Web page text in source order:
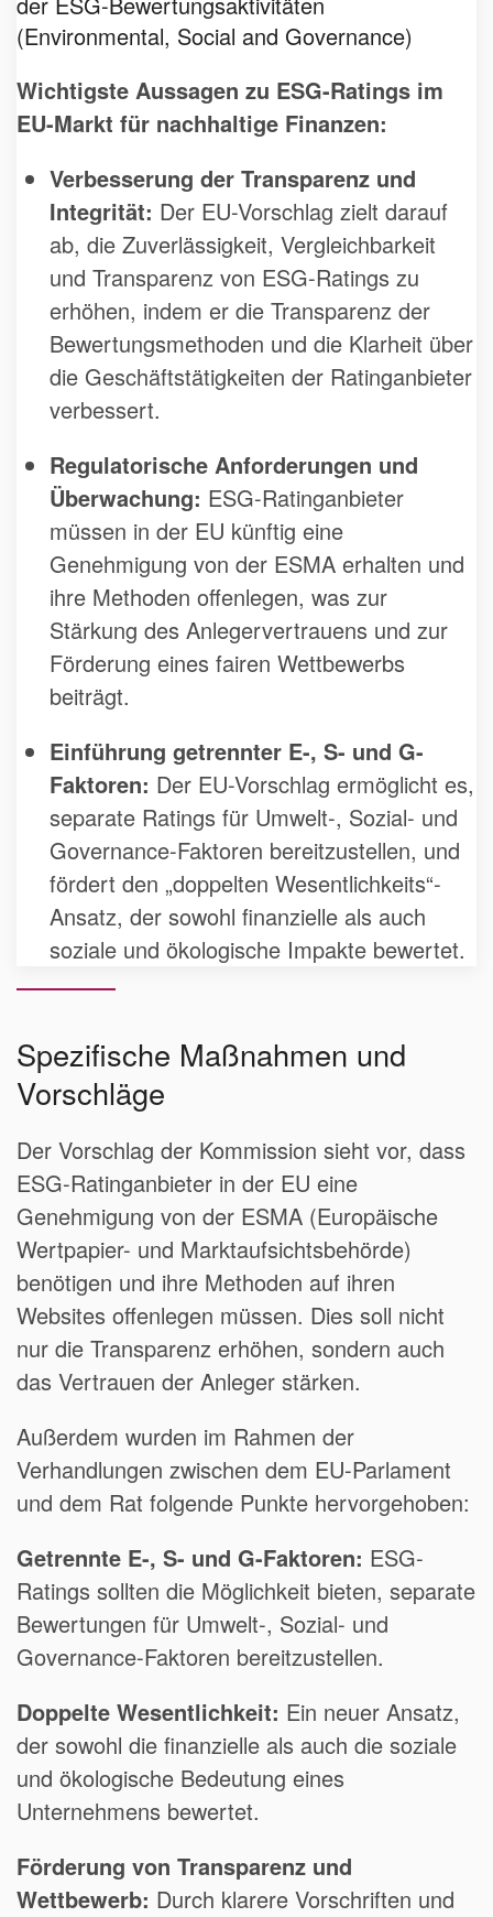
(Environmental, Social and Governance)
Wichtigste Aussagen zu ESG-Ratings im
EU-Markt für nachhaltige Finanzen:
Verbesserung der Transparenz und
Integrität: Der EU-Vorschlag zielt darauf
ab, die Zuverlässigkeit, Vergleichbarkeit
und Transparenz von ESG-Ratings zu
erhöhen, indem er die Transparenz der
Bewertungsmethoden und die Klarheit über
die Geschäftstätigkeiten der Ratinganbieter
verbessert.
Regulatorische Anforderungen und
Überwachung: ESG-Ratinganbieter
müssen in der EU künftig eine
Genehmigung von der ESMA erhalten und
ihre Methoden offenlegen, was zur
Stärkung des Anlegervertrauens und zur
Förderung eines fairen Wettbewerbs
beiträgt.
Einführung getrennter E-, S- und G-
Faktoren: Der EU-Vorschlag ermöglicht es,
separate Ratings für Umwelt-, Sozial- und
Governance-Faktoren bereitzustellen, und
fördert den „doppelten Wesentlichkeits“-
Ansatz, der sowohl finanzielle als auch
soziale und ökologische Impakte bewertet.
Spezifische Maßnahmen und
Vorschläge
Der Vorschlag der Kommission sieht vor, dass
ESG-Ratinganbieter in der EU eine
Genehmigung von der ESMA (Europäische
Wertpapier- und Marktaufsichtsbehörde)
benötigen und ihre Methoden auf ihren
Websites offenlegen müssen. Dies soll nicht
nur die Transparenz erhöhen, sondern auch
das Vertrauen der Anleger stärken.
Außerdem wurden im Rahmen der
Verhandlungen zwischen dem EU-Parlament
und dem Rat folgende Punkte hervorgehoben:
Getrennte E-, S- und G-Faktoren: ESG-
Ratings sollten die Möglichkeit bieten, separate
Bewertungen für Umwelt-, Sozial- und
Governance-Faktoren bereitzustellen.
Doppelte Wesentlichkeit: Ein neuer Ansatz,
der sowohl die finanzielle als auch die soziale
und ökologische Bedeutung eines
Unternehmens bewertet.
Förderung von Transparenz und
Wettbewerb: Durch klarere Vorschriften und